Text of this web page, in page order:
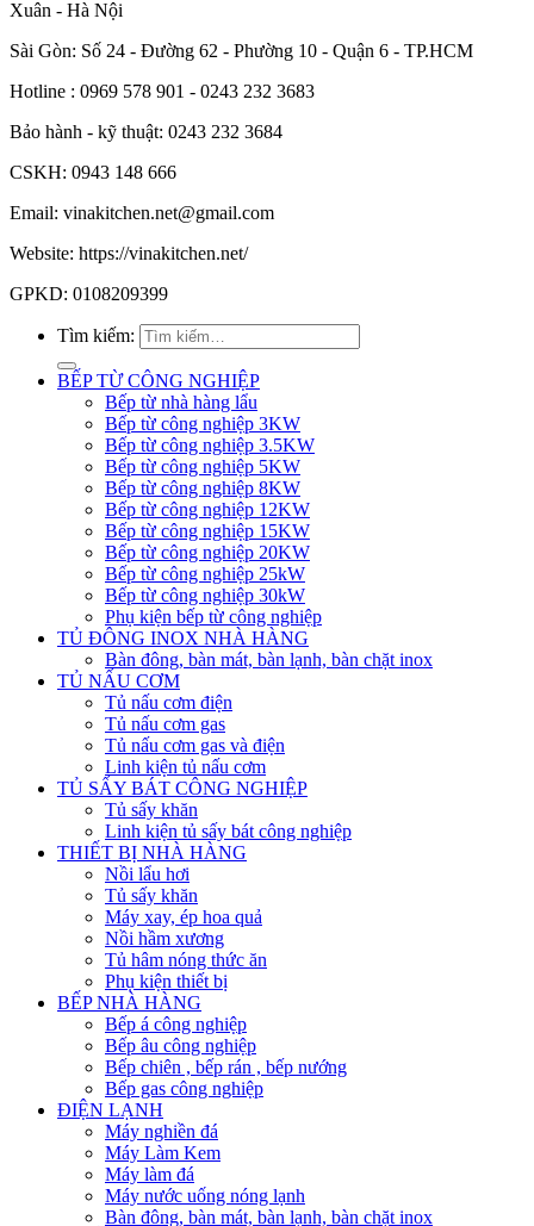
Xuân - Hà Nội
Sài Gòn: Số 24 - Đường 62 - Phường 10 - Quận 6 - TP.HCM
Hotline : 0969 578 901 - 0243 232 3683
Bảo hành - kỹ thuật: 0243 232 3684
CSKH: 0943 148 666
Email: vinakitchen.net@gmail.com
Website: https://vinakitchen.net/
GPKD: 0108209399
Tìm kiếm:
BẾP TỪ CÔNG NGHIỆP
Bếp từ nhà hàng lẩu
Bếp từ công nghiệp 3KW
Bếp từ công nghiệp 3.5KW
Bếp từ công nghiệp 5KW
Bếp từ công nghiệp 8KW
Bếp từ công nghiệp 12KW
Bếp từ công nghiệp 15KW
Bếp từ công nghiệp 20KW
Bếp từ công nghiệp 25kW
Bếp từ công nghiệp 30kW
Phụ kiện bếp từ công nghiệp
TỦ ĐÔNG INOX NHÀ HÀNG
Bàn đông, bàn mát, bàn lạnh, bàn chặt inox
TỦ NẤU CƠM
Tủ nấu cơm điện
Tủ nấu cơm gas
Tủ nấu cơm gas và điện
Linh kiện tủ nấu cơm
TỦ SẤY BÁT CÔNG NGHIỆP
Tủ sấy khăn
Linh kiện tủ sấy bát công nghiệp
THIẾT BỊ NHÀ HÀNG
Nồi lẩu hơi
Tủ sấy khăn
Máy xay, ép hoa quả
Nồi hầm xương
Tủ hâm nóng thức ăn
Phụ kiện thiết bị
BẾP NHÀ HÀNG
Bếp á công nghiệp
Bếp âu công nghiệp
Bếp chiên , bếp rán , bếp nướng
Bếp gas công nghiệp
ĐIỆN LẠNH
Máy nghiền đá
Máy Làm Kem
Máy làm đá
Máy nước uống nóng lạnh
Bàn đông, bàn mát, bàn lạnh, bàn chặt inox